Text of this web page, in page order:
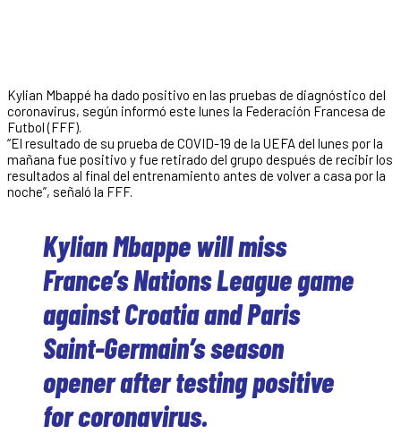
Kylian Mbappé ha dado positivo en las pruebas de diagnóstico del
coronavirus, según informó este lunes la Federación Francesa de
Futbol (FFF).
“El resultado de su prueba de COVID-19 de la UEFA del lunes por la
mañana fue positivo y fue retirado del grupo después de recibir los
resultados al final del entrenamiento antes de volver a casa por la
noche”, señaló la FFF.
Kylian Mbappe will miss
France’s Nations League game
against Croatia and Paris
Saint-Germain’s season
opener after testing positive
for coronavirus.